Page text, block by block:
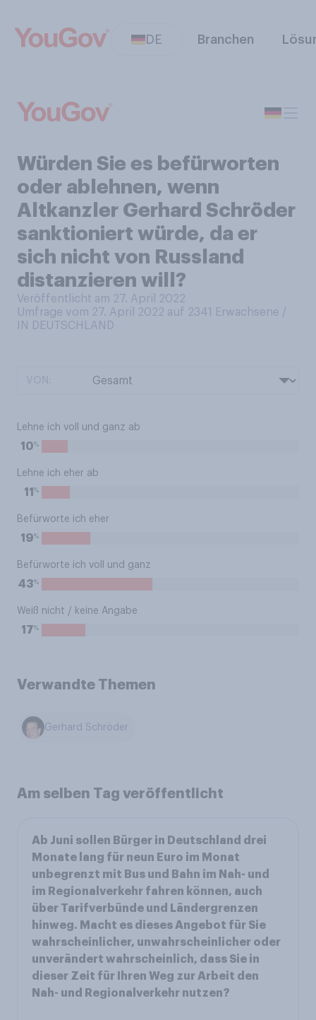
DE Branchen
Würden Sie es befürworten
oder ablehnen, wenn
Altkanzler Gerhard Schröder
sanktioniert würde, da er
sich nicht von Russland
distanzieren will?
Veröffentlicht am 27. April 2022
Umfrage vom 27. April 2022 auf 2341
Erwachsene /
IN DEUTSCHLAND
Lehne ich voll und ganz ab
10%
Lehne ich eher ab
11 %
Befürworte ich eher
19%
Befürworte ich voll und ganz
43%
Weiß nicht / keine Angabe
17%
Verwandte Themen
Gerhard Schröder
Am selben Tag veröffentlicht
Ab Juni sollen Bürger in Deutschland drei
Monate lang für neun Euro im Monat
unbegrenzt mit Bus und Bahn im Nah- und
im Regionalverkehr fahren können, auch
über Tarifverbünde und Ländergrenzen
hinweg. Macht es dieses Angebot für Sie
wahrscheinlicher, unwahrscheinlicher oder
unverändert wahrscheinlich, dass Sie in
dieser Zeit für Ihren Weg zur Arbeit den
Nah- und Regionalverkehr nutzen?